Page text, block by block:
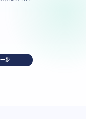
步